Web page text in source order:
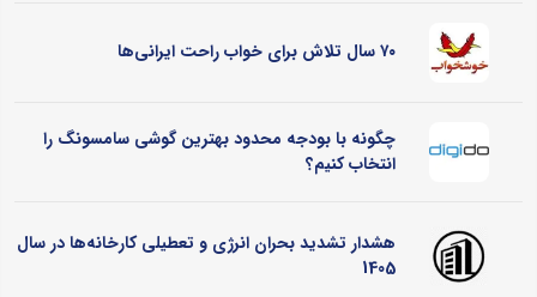
۷۰ سال تلاش برای خواب راحت ایرانی‌ها
چگونه با بودجه محدود بهترین گوشی سامسونگ را
انتخاب کنیم؟
هشدار تشدید بحران انرژی و تعطیلی کارخانه‌ها در سال
1405